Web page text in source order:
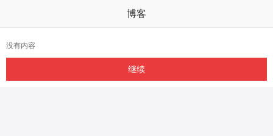
博客
没有内容
继续